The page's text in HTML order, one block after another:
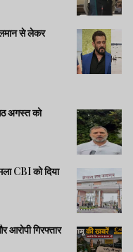
से लेकर
अगस्त को
CBI को दिया
गिरफ्तार